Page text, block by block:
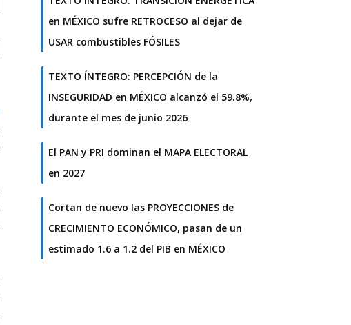
en MÉXICO sufre RETROCESO al dejar de
USAR combustibles FÓSILES
TEXTO ÍNTEGRO: PERCEPCIÓN de la
INSEGURIDAD en MÉXICO alcanzó el 59.8%,
durante el mes de junio 2026
El PAN y PRI dominan el MAPA ELECTORAL
en 2027
Cortan de nuevo las PROYECCIONES de
CRECIMIENTO ECONÓMICO, pasan de un
estimado 1.6 a 1.2 del PIB en MÉXICO